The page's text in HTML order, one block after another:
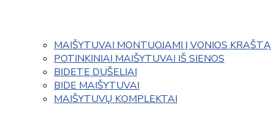
MAIŠYTUVAI MONTUOJAMI Į VONIOS KRAŠTĄ
POTINKINIAI MAIŠYTUVAI IŠ SIENOS
BIDETE DUŠELIAI
BIDE MAIŠYTUVAI
MAIŠYTUVŲ KOMPLEKTAI